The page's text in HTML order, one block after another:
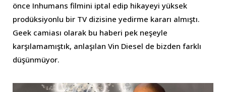
önce Inhumans filmini iptal edip hikayeyi yüksek
prodüksiyonlu bir TV dizisine yedirme kararı almıştı.
Geek camiası olarak bu haberi pek neşeyle
karşılamamıştık, anlaşılan Vin Diesel de bizden farklı
düşünmüyor.